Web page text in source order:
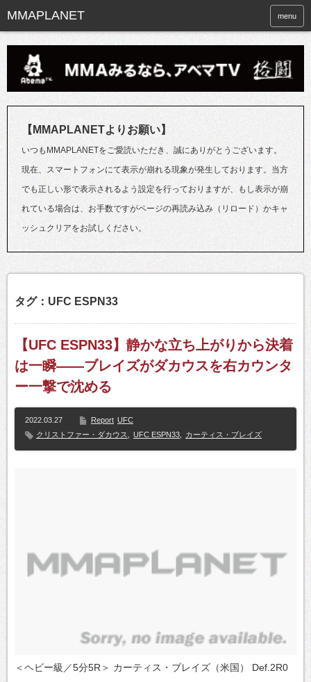
menu
【MMAPLANETよりお願い】
いつもMMAPLANETをご愛読いただき、誠にありがとうございます。
現在、スマートフォンにて表示が崩れる現象が発生しております。当方
でも正しい形で表示されるよう設定を行っておりますが、もし表示が崩
れている場合は、お手数ですがページの再読み込み（リロード）かキャ
ッシュクリアをお試しください。
タグ：UFC ESPN33
【UFC ESPN33】静かな立ち上がりから決着
は一瞬――ブレイズがダカウスを右カウンタ
ー一撃で沈める
2022.03.27 Report UFC
クリストファー・ダカウス
UFC ESPN33 カーティス・ブレイズ
＜ヘビー級／5分5R＞ カーティス・ブレイズ（米国） Def.2R0